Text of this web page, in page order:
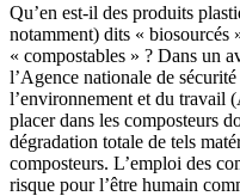
Qu’en est-il des produits
notamment) dits « biosourcés
« compostables » ? Dans un
l’Agence nationale de
l’environnement et du travail
placer dans les composteurs
dégradation totale de tels
composteurs. L’emploi des
risque pour l’être humain